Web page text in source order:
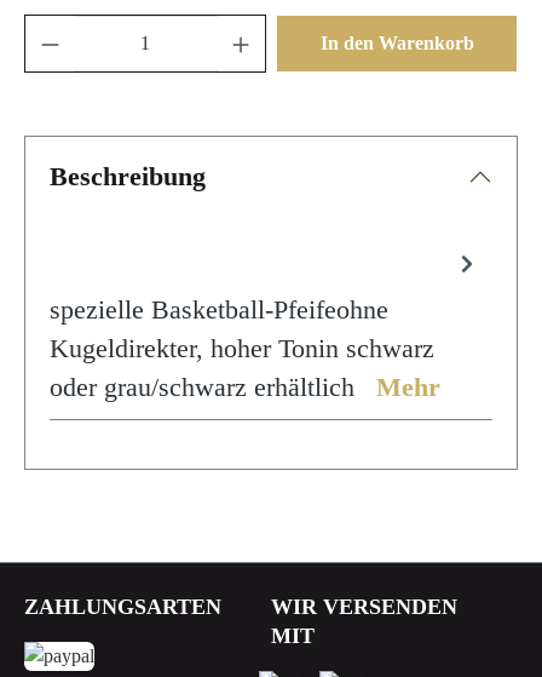
In den Warenkorb
Beschreibung
spezielle Basketball-Pfeifeohne
Kugeldirekter, hoher Tonin schwarz
oder grau/schwarz erhältlich Mehr
ZAHLUNGSARTEN
WIR VERSENDEN
MIT